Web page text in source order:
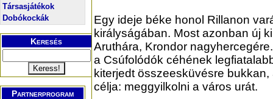
Társasjátékok
Dobókockák
Keresés
Partnerprogram
Egy ideje béke honol Rillanon
királyságában. Most azonban új
Aruthára, Krondor
a Csúfolódók céhének
kiterjedt összeesküvésre
célja: meggyilkolni a város urát.